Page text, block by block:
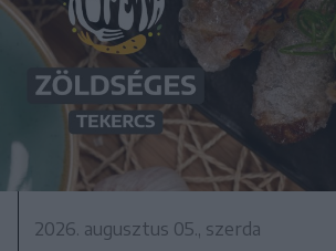
2026. augusztus 05., szerda